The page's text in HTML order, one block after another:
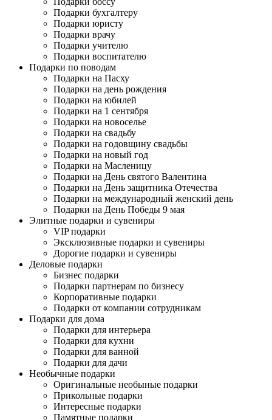
Подарки бухгалтеру
Подарки юристу
Подарки врачу
Подарки учителю
Подарки воспитателю
Подарки по поводам
Подарки на Пасху
Подарки на день рождения
Подарки на юбилей
Подарки на 1 сентября
Подарки на новоселье
Подарки на свадьбу
Подарки на годовщину свадьбы
Подарки на новый год
Подарки на Масленицу
Подарки на День святого Валентина
Подарки на День защитника Отечества
Подарки на международный женский день
Подарки на День Победы 9 мая
Элитные подарки и сувениры
VIP подарки
Эксклюзивные подарки и сувениры
Дорогие подарки и сувениры
Деловые подарки
Бизнес подарки
Подарки партнерам по бизнесу
Корпоративные подарки
Подарки от компании сотрудникам
Подарки для дома
Подарки для интерьера
Подарки для кухни
Подарки для ванной
Подарки для дачи
Необычные подарки
Оригинальные необыные подарки
Прикольные подарки
Интересные подарки
Памятные подарки